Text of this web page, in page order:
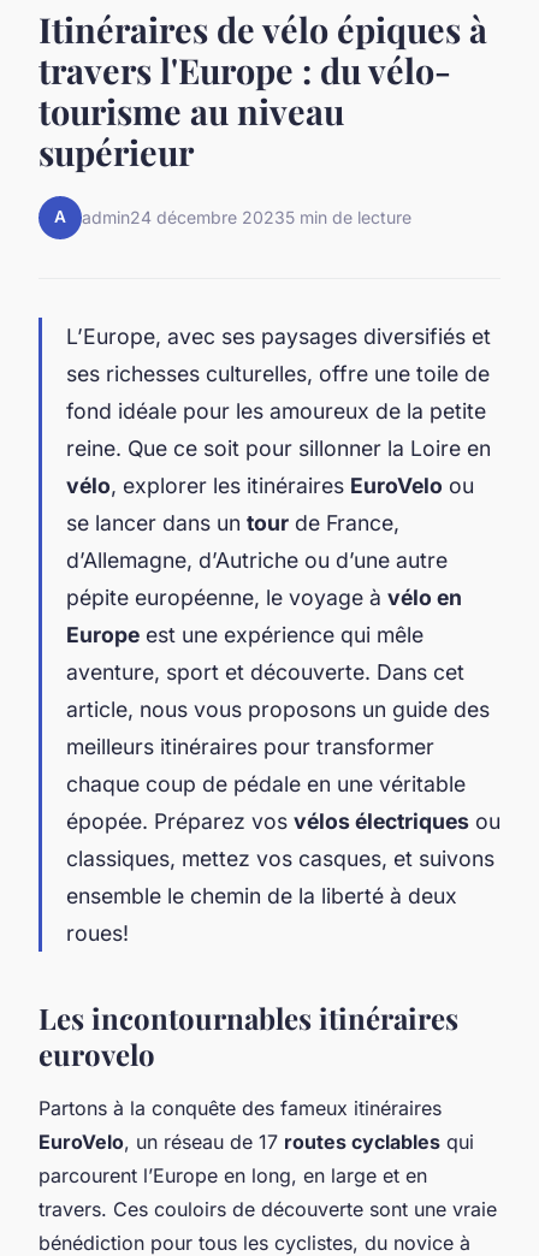
Itinéraires de vélo épiques à
travers l'Europe : du vélo-
tourisme au niveau
supérieur
A admin24 décembre 20235 min de lecture
L’Europe, avec ses paysages diversifiés et
ses richesses culturelles, offre une toile de
fond idéale pour les amoureux de la petite
reine. Que ce soit pour sillonner la Loire en
vélo, explorer les itinéraires EuroVelo ou
se lancer dans un tour de France,
d’Allemagne, d’Autriche ou d’une autre
pépite européenne, le voyage à vélo en
Europe est une expérience qui mêle
aventure, sport et découverte. Dans cet
article, nous vous proposons un guide des
meilleurs itinéraires pour transformer
chaque coup de pédale en une véritable
épopée. Préparez vos vélos électriques ou
classiques, mettez vos casques, et suivons
ensemble le chemin de la liberté à deux
roues!
Les incontournables itinéraires
eurovelo
Partons à la conquête des fameux itinéraires
EuroVelo, un réseau de 17 routes cyclables qui
parcourent l’Europe en long, en large et en
travers. Ces couloirs de découverte sont une vraie
bénédiction pour tous les cyclistes, du novice à